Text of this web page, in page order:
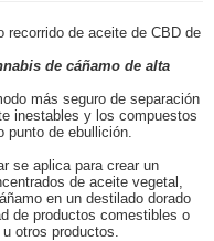
recorrido de aceite de CBD de
de cáñamo de alta
más seguro de separación
inestables y los compuestos
punto de ebullición.
se aplica para crear un
de aceite vegetal,
en un destilado dorado
de productos comestibles o
otros productos.